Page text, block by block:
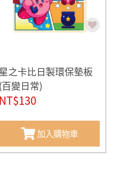
星之卡比日製環保墊板
(百變日常)
NT$130
加入購物車